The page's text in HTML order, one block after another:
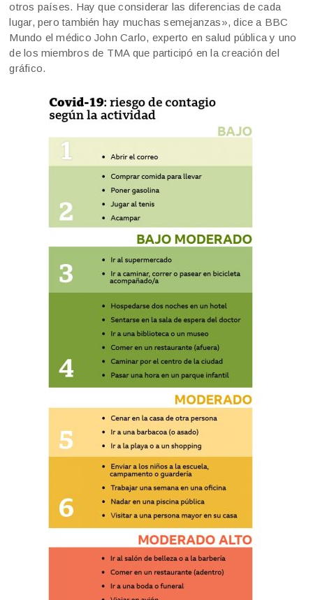
otros países. Hay que considerar las diferencias de cada
lugar, pero también hay muchas semejanzas», dice a BBC
Mundo el médico John Carlo, experto en salud pública y uno
de los miembros de TMA que participó en la creación del
gráfico.